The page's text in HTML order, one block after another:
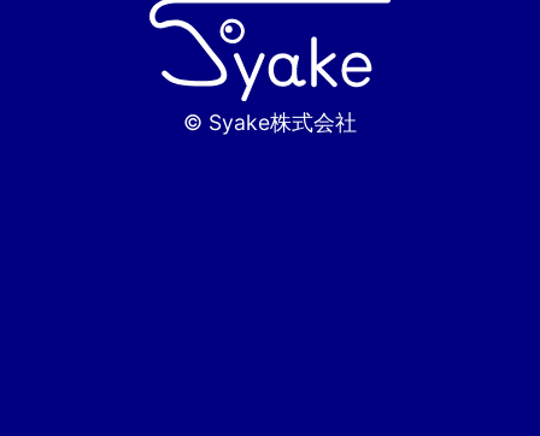
© Syake株式会社